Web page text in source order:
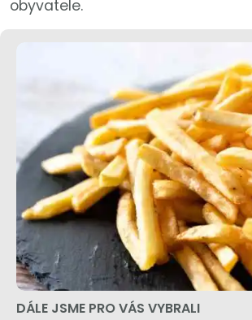
obyvatele.
DÁLE JSME PRO VÁS VYBRALI